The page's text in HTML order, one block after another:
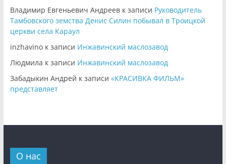
Владимир Евгеньевич Андреевк записи Руководитель
Тамбовского земства Денис Силин побывал в Троицкой
церкви села Караул
inzhavinoк записи Инжавинский маслозавод
Людмила к записи Инжавинский маслозавод
Забадыкин Андрей к записи «КРАСИВКА ФИЛЬМ»
представляет
О нас